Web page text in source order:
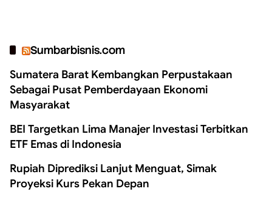
Sumbarbisnis.com
Sumatera Barat Kembangkan Perpustakaan
Sebagai Pusat Pemberdayaan Ekonomi
Masyarakat
BEI Targetkan Lima Manajer Investasi Terbitkan
ETF Emas di Indonesia
Rupiah Diprediksi Lanjut Menguat, Simak
Proyeksi Kurs Pekan Depan